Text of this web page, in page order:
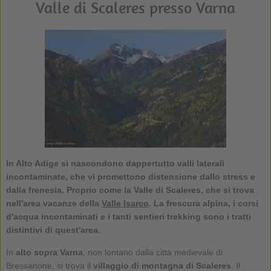
Valle di Scaleres presso Varna
In Alto Adige si nascondono dappertutto valli laterali
incontaminate, che vi promettono distensione dallo stress e
dalla frenesia. Proprio come la Valle di Scaleres, che si trova
nell'area vacanze della Valle Isarco. La frescura alpina, i corsi
d'acqua incontaminati e i tanti sentieri trekking sono i tratti
distintivi di quest'area.
In alto sopra Varna , non lontano dalla città medievale di
Bressanone, si trova il villaggio di montagna di Scaleres . Il